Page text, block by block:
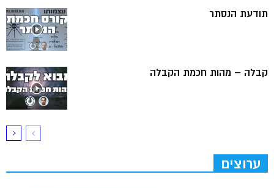
תודעת הנסתר
קבלה – מהות חכמת הקבלה
ערוצים